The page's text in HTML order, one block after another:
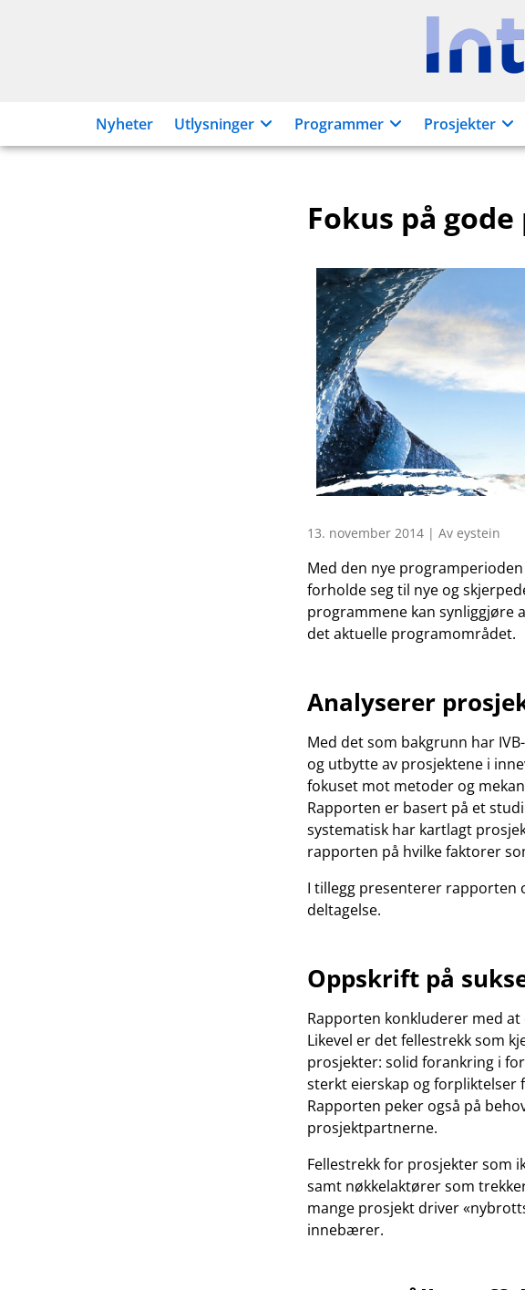
Nyheter Utlysninger Programmer Prosjekter
Fokus på
13. november 2014 | Av eystein
Med den nye
forholde seg til nye og
programmene kan synliggjøre
det aktuelle programområdet.
Analyserer
Med det som bakgrunn har
og utbytte av prosjektene i
fokuset mot metoder og
Rapporten er basert på et
systematisk har kartlagt
rapporten på hvilke faktorer
I tillegg presenterer rapporten
deltagelse.
Oppskrift på
Rapporten konkluderer med at
Likevel er det fellestrekk som
prosjekter: solid forankring i
sterkt eierskap og forpliktelser
Rapporten peker også på
prosjektpartnerne.
Fellestrekk for prosjekter som
samt nøkkelaktører som
mange prosjekt driver
innebærer.